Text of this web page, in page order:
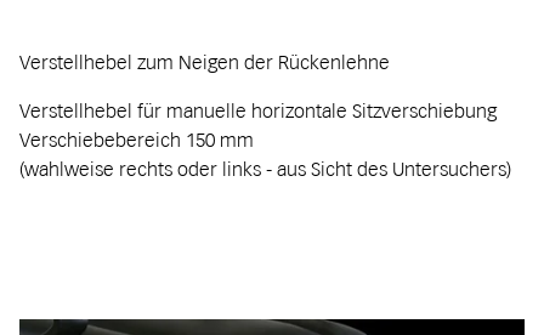
Verstellhebel zum Neigen der Rückenlehne
Verstellhebel für manuelle horizontale Sitzverschiebung
Verschiebebereich 150 mm
(wahlweise rechts oder links - aus Sicht des Untersuchers)